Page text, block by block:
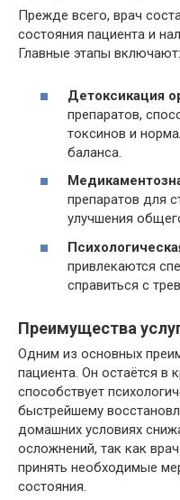
Прежде всего, врач
состояния пациента и
Главные этапы включают:
Детоксикация
препаратов,
токсинов и
баланса.
препаратов для
улучшения
привлекаются
справиться с
Преимущества
Одним из основных
пациента. Он остаётся в
способствует
быстрейшему
домашних условиях
осложнений, так как
принять необходимые
состояния.